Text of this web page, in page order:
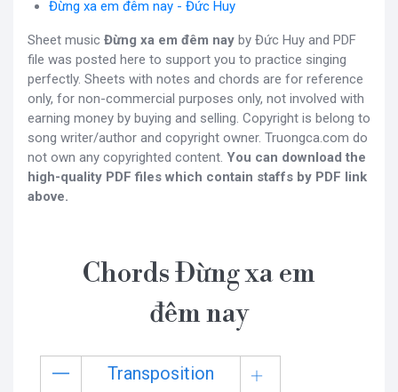
Đừng xa em đêm nay - Đức Huy
Sheet music Đừng xa em đêm nay by Đức Huy and PDF
file was posted here to support you to practice singing
perfectly. Sheets with notes and chords are for reference
only, for non-commercial purposes only, not involved with
earning money by buying and selling. Copyright is belong to
song writer/author and copyright owner. Truongca.com do
not own any copyrighted content. You can download the
high-quality PDF files which contain staffs by PDF link
above.
Chords Đừng xa em
đêm nay
Transposition